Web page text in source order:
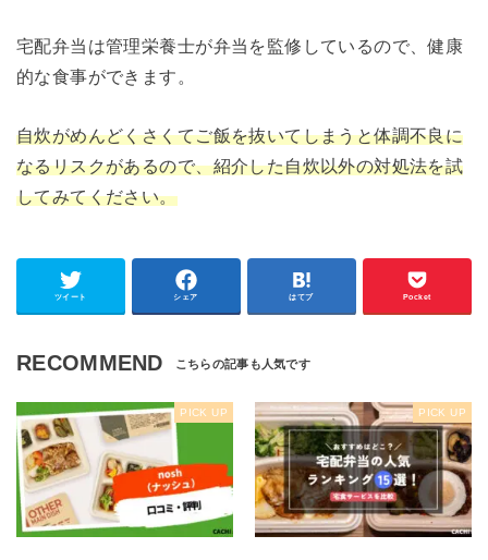
宅配弁当は管理栄養士が弁当を監修しているので、健康
的な食事ができます。
自炊がめんどくさくてご飯を抜いてしまうと体調不良に
なるリスクがあるので、紹介した自炊以外の対処法を試
してみてください。
ツイート シェア はてブ Pocket
RECOMMEND